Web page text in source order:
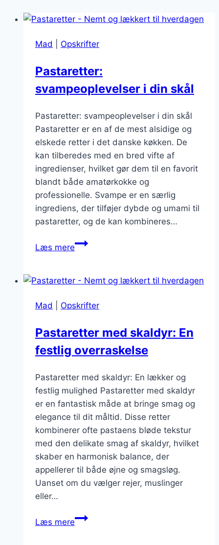
Mad Opskrifter
Pastaretter:
svampeoplevelser i din skål
Pastaretter: svampeoplevelser i din skål
Pastaretter er en af de mest alsidige og
elskede retter i det danske køkken. De
kan tilberedes med en bred vifte af
ingredienser, hvilket gør dem til en favorit
blandt både amatørkokke og
professionelle. Svampe er en særlig
ingrediens, der tilføjer dybde og umami til
pastaretter, og de kan kombineres…
Læs merePastaretter:
din
Mad
Opskrifter
Pastaretter med skaldyr: En
festlig overraskelse
Pastaretter med skaldyr: En lækker og
festlig mulighed Pastaretter med skaldyr
er en fantastisk måde at bringe smag og
elegance til dit måltid. Disse retter
kombinerer ofte pastaens bløde tekstur
med den delikate smag af skaldyr, hvilket
skaber en harmonisk balance, der
appellerer til både øjne og smagsløg.
Uanset om du vælger rejer, muslinger
eller…
Læs merePastaretter